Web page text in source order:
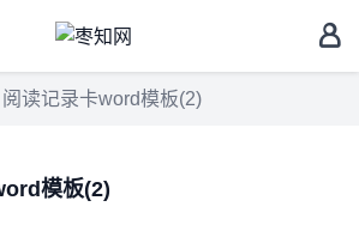
读记录卡word模板(2)
模板(2)